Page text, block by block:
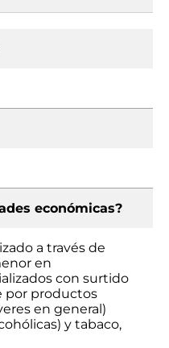
económicas?
a través de
en
con surtido
por productos
en general)
y tabaco,